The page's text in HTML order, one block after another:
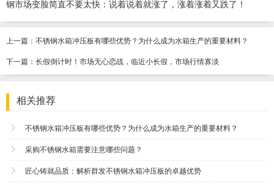
钢市场变脸简直不要太快：说着说着就涨了，涨着涨着又跌了！
上一篇：不锈钢水箱冲压板有哪些优势？为什么成为水箱生产的重要材料？
下一篇：长假倒计时！市场无心恋战，临近小长假，市场行情寡淡
相关推荐
不锈钢水箱冲压板有哪些优势？为什么成为水箱生产的重要材料？
采购不锈钢水箱需要注意哪些问题？
匠心铸就品质：解析群发不锈钢水箱冲压板的卓越优势